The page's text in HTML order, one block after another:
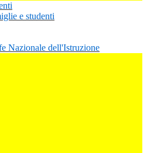
e studenti
Nazionale dell'Istruzione